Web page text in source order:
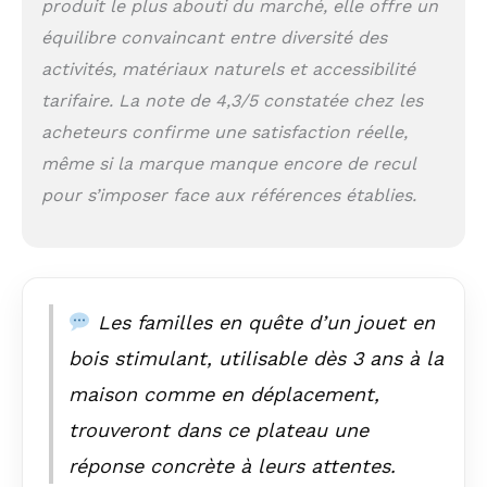
vie de votre enfant à
l'avance. Jouets
d'activités de voyage
éducatifs et jouets
Montessori pour
tout-petits, planche
développer leur
Favorise
l'apprentissage
compétences
d'auto-assemblage,
produit le plus abouti du marché, elle offre un
équilibre convaincant entre diversité des
activités, matériaux naturels et accessibilité
tarifaire. La note de 4,3/5 constatée chez les
acheteurs confirme une satisfaction réelle,
même si la marque manque encore de recul
pour s’imposer face aux références établies.
Les familles en quête d’un jouet en
bois stimulant, utilisable dès 3 ans à la
maison comme en déplacement,
trouveront dans ce plateau une
réponse concrète à leurs attentes.